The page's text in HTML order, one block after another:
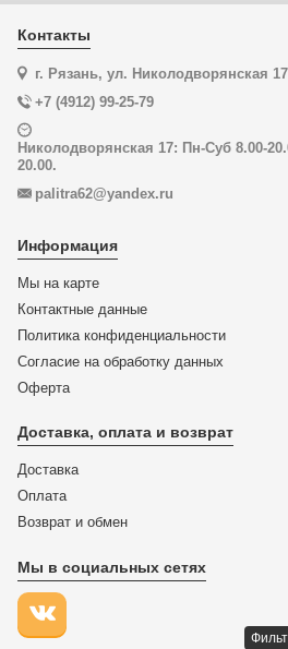
Контакты
г. Рязань, ул. Николодворянская 17
+7 (4912) 99-25-79
Николодворянская 17: Пн-Суб 8.00-
20.00.
palitra62@yandex.ru
Информация
Мы на карте
Контактные данные
Политика конфиденциальности
Согласие на обработку данных
Оферта
Доставка, оплата и возврат
Доставка
Оплата
Возврат и обмен
Мы в социальных сетях